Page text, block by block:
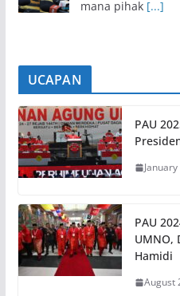
mana pihak [...]
UCAPAN
PAU
PAU
UMNO,
Hamidi
August